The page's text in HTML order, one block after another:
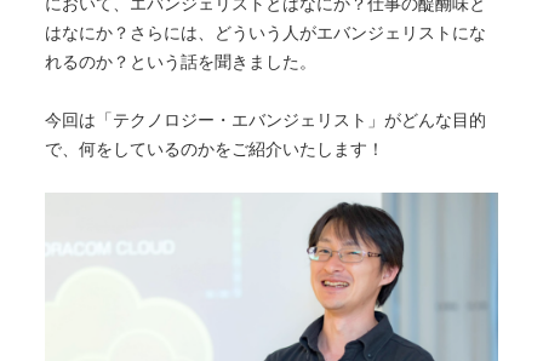
はなにか？さらには、どういう人がエバンジェリストにな
れるのか？という話を聞きました。
今回は「テクノロジー・エバンジェリスト」がどんな目的
で、何をしているのかをご紹介いたします！